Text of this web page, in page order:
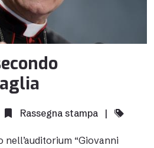
Rassegna stampa |
“Giovanni